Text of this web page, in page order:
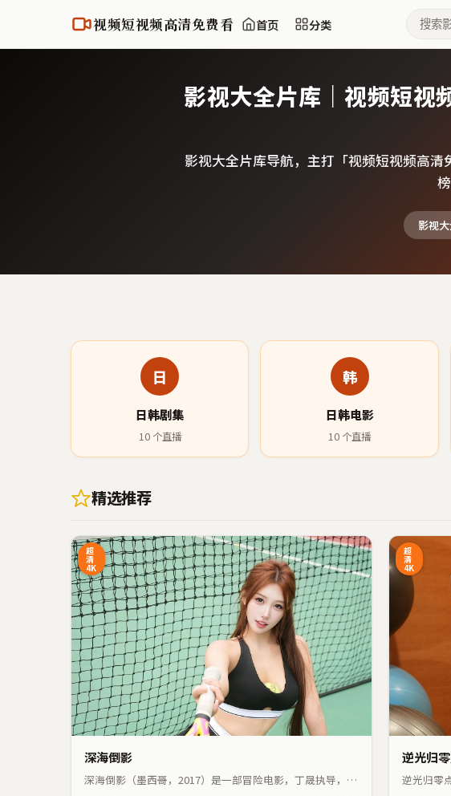
视频短视频高清免费看 首页 分类
影视大全片库｜视频短
影视大全片库导航，主打「视频短视频高清
影视
日
日韩剧集
10个直播
韩
日韩电影
10 个直播
精选推荐
超
清
4K
深海倒影
深海倒影（墨西哥，2017）是一部冒险电影，丁晟执导，王
超
清
4K
逆光归
逆光归零